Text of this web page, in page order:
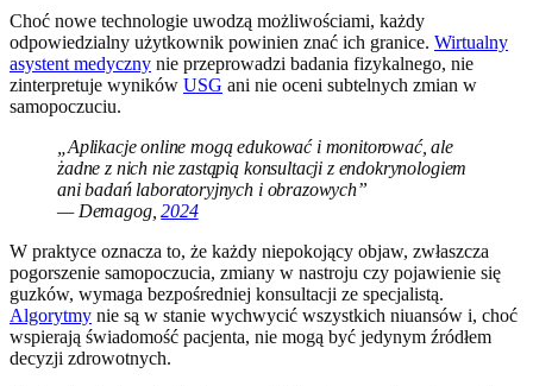
Choć nowe technologie uwodzą możliwościami, każdy
odpowiedzialny użytkownik powinien znać ich granice. Wirtualny
asystent medyczny nie przeprowadzi badania fizykalnego, nie
zinterpretuje wyników USG ani nie oceni subtelnych zmian w
samopoczuciu.
„Aplikacje online mogą edukować i monitorować, ale
żadne z nich nie zastąpią konsultacji z endokrynologiem
ani badań laboratoryjnych i obrazowych”
— Demagog,2024
W praktyce oznacza to, że każdy niepokojący objaw, zwłaszcza
pogorszenie samopoczucia, zmiany w nastroju czy pojawienie się
guzków, wymaga bezpośredniej konsultacji ze specjalistą.
Algorytmy nie są w stanie wychwycić wszystkich niuansów i, choć
wspierają świadomość pacjenta, nie mogą być jedynym źródłem
decyzji zdrowotnych.